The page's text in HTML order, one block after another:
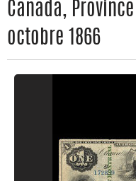
Canada,
octobre 1866